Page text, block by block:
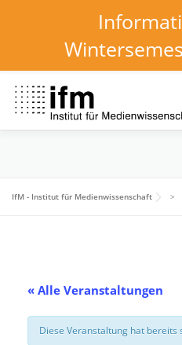
Inhalt
springen
IfM - Institut für Medienwissenschaft >
« Alle Veranstaltungen
Diese Veranstaltung hat bereits